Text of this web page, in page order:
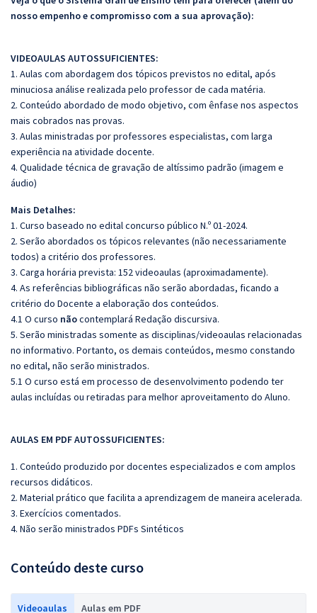
nosso empenho e compromisso com a sua aprovação):
VIDEOAULAS AUTOSSUFICIENTES:
1. Aulas com abordagem dos tópicos previstos no edital, após
minuciosa análise realizada pelo professor de cada matéria.
2. Conteúdo abordado de modo objetivo, com ênfase nos aspectos
mais cobrados nas provas.
3. Aulas ministradas por professores especialistas, com larga
experiência na atividade docente.
4. Qualidade técnica de gravação de altíssimo padrão (imagem e
áudio)
Mais Detalhes:
1. Curso baseado no edital concurso público N.º 01-2024.
2. Serão abordados os tópicos relevantes (não necessariamente
todos) a critério dos professores.
3. Carga horária prevista: 152 videoaulas (aproximadamente).
4. As referências bibliográficas não serão abordadas, ficando a
critério do Docente a elaboração dos conteúdos.
4.1 O curso nãocontemplará Redação discursiva.
5. Serão ministradas somente as disciplinas/videoaulas relacionadas
no informativo. Portanto, os demais conteúdos, mesmo constando
no edital, não serão ministrados.
5.1 O curso está em processo de desenvolvimento podendo ter
aulas incluídas ou retiradas para melhor aproveitamento do Aluno.
AULAS EM PDF AUTOSSUFICIENTES:
1. Conteúdo produzido por docentes especializados e com amplos
recursos didáticos.
2. Material prático que facilita a aprendizagem de maneira acelerada.
3. Exercícios comentados.
4. Não serão ministrados PDFs Sintéticos
Conteúdo deste curso
Videoaulas Aulas em PDF